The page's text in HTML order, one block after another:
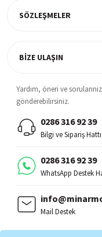
SÖZLEŞMELER
BİZE ULAŞIN
Yardım, öneri ve
gönderebilirsiniz.
0286 316 92 39
Bilgi ve Sipariş Hattı
0286 316 92 39
WhatsApp Destek
Mail Destek